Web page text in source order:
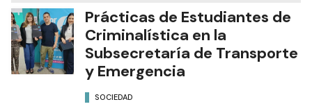
Prácticas de Estudiantes de
Criminalística en la
Subsecretaría de Transporte
y Emergencia
SOCIEDAD